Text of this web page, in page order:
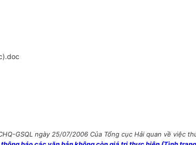
GSQL ngày 25/07/2006 Của Tổng cục Hải quan về